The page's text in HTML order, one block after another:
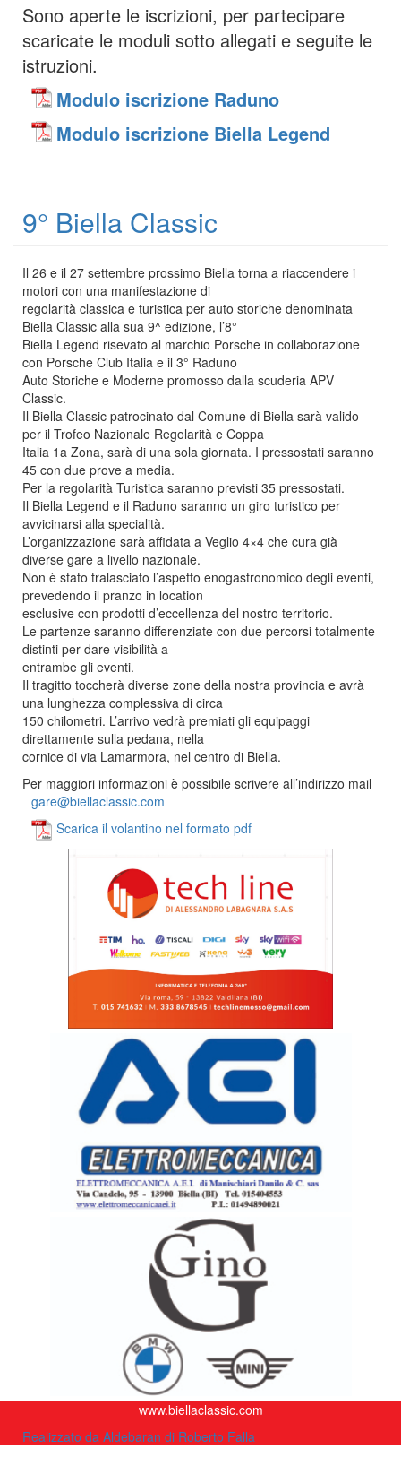
Sono aperte le iscrizioni, per partecipare
scaricate le moduli sotto allegati e seguite le
istruzioni.
Modulo iscrizione Raduno
Modulo iscrizione Biella Legend
9° Biella Classic
Il 26 e il 27 settembre prossimo Biella torna a riaccendere i
motori con una manifestazione di
regolarità classica e turistica per auto storiche denominata
Biella Classic alla sua 9^ edizione, l’8°
Biella Legend risevato al marchio Porsche in collaborazione
con Porsche Club Italia e il 3° Raduno
Auto Storiche e Moderne promosso dalla scuderia APV
Classic.
Il Biella Classic patrocinato dal Comune di Biella sarà valido
per il Trofeo Nazionale Regolarità e Coppa
Italia 1a Zona, sarà di una sola giornata. I pressostati saranno
45 con due prove a media.
Per la regolarità Turistica saranno previsti 35 pressostati.
Il Biella Legend e il Raduno saranno un giro turistico per
avvicinarsi alla specialità.
L’organizzazione sarà affidata a Veglio 4×4 che cura già
diverse gare a livello nazionale.
Non è stato tralasciato l’aspetto enogastronomico degli eventi,
prevedendo il pranzo in location
esclusive con prodotti d’eccellenza del nostro territorio.
Le partenze saranno differenziate con due percorsi totalmente
distinti per dare visibilità a
entrambe gli eventi.
Il tragitto toccherà diverse zone della nostra provincia e avrà
una lunghezza complessiva di circa
150 chilometri. L’arrivo vedrà premiati gli equipaggi
direttamente sulla pedana, nella
cornice di via Lamarmora, nel centro di Biella.
Per maggiori informazioni è possibile scrivere all’indirizzo mail
gare@biellaclassic.com
Scarica il volantino nel formato pdf
www.biellaclassic.com
Realizzato da Aldebaran di Roberto Falla